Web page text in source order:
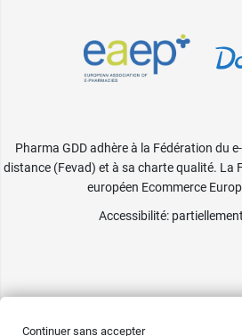
Pharma GDD adhère à la Fédération du
distance (Fevad) et à sa charte qualité. La
européen Ecommerce
Accessibilité:
Continuer sans accepter